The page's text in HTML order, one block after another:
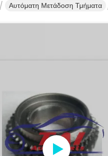
Αυτόματη Μετάδοση Τμήματα